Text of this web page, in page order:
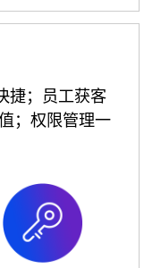
捷；员工获客
；权限管理一